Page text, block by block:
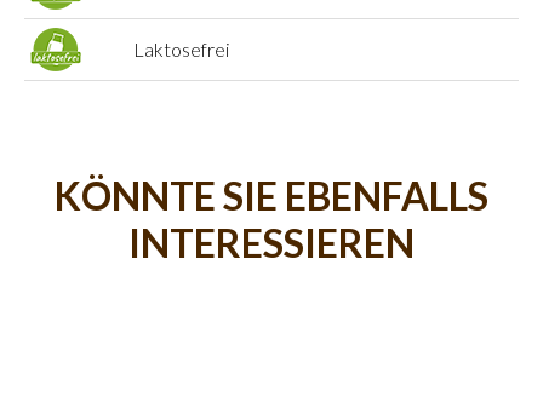
Laktosefrei
KÖNNTE SIE EBENFALLS
INTERESSIEREN